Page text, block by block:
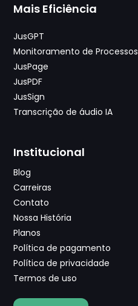
Mais Eficiência
JusGPT
Monitoramento de Processos
JusPage
JusPDF
JusSign
Transcrição de áudio IA
Institucional
Blog
Carreiras
Contato
Nossa História
Planos
Política de pagamento
Política de privacidade
Termos de uso